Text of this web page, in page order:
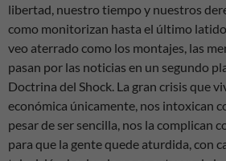
libertad, nuestro tiempo y nuestros
como monitorizan hasta el último
veo aterrado como los montajes, las
pasan por las noticias en un segundo
Doctrina del Shock. La gran crisis que
económica únicamente, nos intoxican
pesar de ser sencilla, nos la complican
para que la gente quede aturdida, con